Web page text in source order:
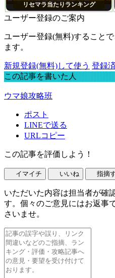
リセマラ当たりランキング
ユーザー登録のご案内
ユーザー登録(無料)すること
ます。
新規登録(無料)して使う 登録
この記事を書いた人
ウマ娘攻略班
ポスト
LINEで送る
URLコピー
この記事を評価しよう！
イマイチ いいね 指摘
いただいた内容は担当者が確
す。個々のご意見にはお返事
さいませ。